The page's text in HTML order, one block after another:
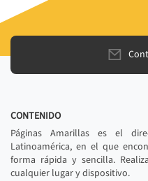
CONTENIDO
Páginas Amarillas es el
Latinoamérica, en el que
forma rápida y sencilla.
cualquier lugar y dispositivo.